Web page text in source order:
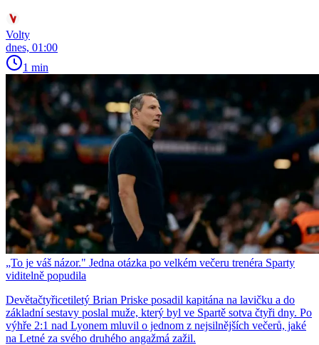
Volty
dnes, 01:00
1 min
„To je váš názor." Jedna otázka po velkém večeru trenéra Sparty
viditelně popudila
Devětačtyřicetiletý Brian Priske posadil kapitána na lavičku a do
základní sestavy poslal muže, který byl ve Spartě sotva čtyři dny. Po
výhře 2:1 nad Lyonem mluvil o jednom z nejsilnějších večerů, jaké
na Letné za svého druhého angažmá zažil.